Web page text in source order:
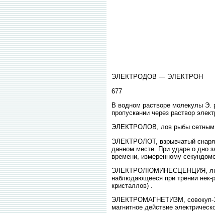
ЭЛЕКТРОДОВ — ЭЛЕКТРОН
677
В водном растворе молекулы Э.
пропускании через раствор
ЭЛЕКТРОЛОВ, лов рыбы сетными
ЭЛЕКТРОЛОТ, взрывчатый
данном месте. При ударе о дно
времени, измеренному
ЭЛЕКТРОЛЮМИНЕСЦЕНЦИЯ,
наблюдающееся при трении нек-
кристаллов) .
ЭЛЕКТРОМАГНЕТИЗМ, совокуп-1
магнитное действие